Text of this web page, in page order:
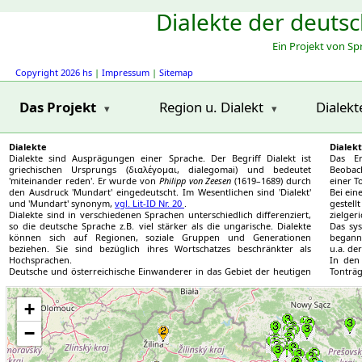
Dialekte der
Ein Projekt von
Copyright 2026 hs | Impressum | Sitemap
Das Projekt Region u. Dialekt
Dialekte
Dialekte sind Ausprägungen einer Sprache. Der Begriff Dialekt ist
griechischen Ursprungs (διαλέγομαι, dialegomai) und bedeutet
'miteinander reden'. Er wurde von Philipp von Zeesen (1619–1689) durch
den Ausdruck 'Mundart' eingedeutscht. Im Wesentlichen sind 'Dialekt'
und 'Mundart' synonym, vgl. Lit-ID Nr. 20 .
Dialekte sind in verschiedenen Sprachen unterschiedlich differenziert,
so die deutsche Sprache z.B. viel stärker als die ungarische. Dialekte
können sich auf Regionen, soziale Gruppen und Generationen
beziehen. Sie sind bezüglich ihres Wortschatzes beschränkter als
Hochsprachen.
Deutsche und österreichische Einwanderer in das Gebiet der heutigen
sich und ließen neue, nur in bestimmten Gebieten gesprochene
entstehen.
Das
einer
Bei
Das
u.a.
In den
Das
+
−
Region_nr: 5Region_nr: 3Region_nr: 5Region_nr: 4Region_nr: 4Region_nr: 3
3Region_nr: 5Region_nr: 3Region_nr: 3Region_nr: 3Region_nr: 3Region_nr: 3
3Region_nr: 5Region_nr: 3Region_nr: 3Region_nr: 3Region_nr: 3Region_nr: 3
3Region_nr: 3Region_nr: 3Region_nr: 3Region_nr: 3Region_nr: 3Region_nr: 3
4Region_nr: 3Region_nr: 3Region_nr: 4Region_nr: 3Region_nr: 3Region_nr: 3